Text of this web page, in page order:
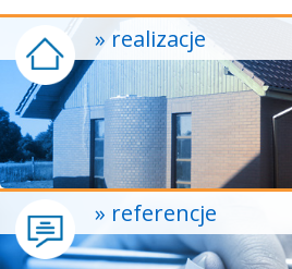
» realizacje
» referencje